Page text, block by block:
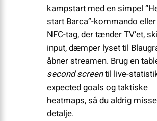
kampstart med en simpel
start Barca”-kommando
NFC-tag, der tænder TV’et,
input, dæmper lyset til
åbner streamen. Brug en
second screentil live-
expected goals og taktiske
heatmaps, så du aldrig
detalje.